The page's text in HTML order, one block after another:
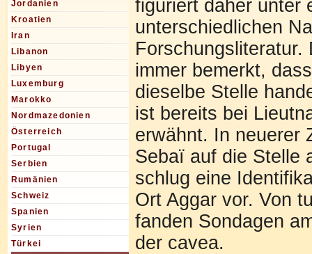
Jordanien
Kroatien
Iran
Libanon
Libyen
Luxemburg
Marokko
Nordmazedonien
Österreich
Portugal
Serbien
Rumänien
Schweiz
Spanien
Syrien
Türkei
figuriert daher unter
unterschiedlichen
Forschungsliteratur.
immer bemerkt,
dieselbe Stelle
ist bereits bei
erwähnt. In neuerer
Sebaï auf die Stelle
schlug eine
Ort Aggar vor. Von
fanden Sondagen
der cavea.